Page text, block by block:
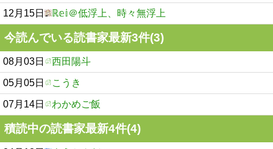
12月15日 ℝ𝕖𝕚＠低浮上、時々無浮上
今読んでいる読書家最新3件(3)
08月03日 西田陽斗
05月05日 こうき
07月14日 わかめご飯
積読中の読書家最新4件(4)